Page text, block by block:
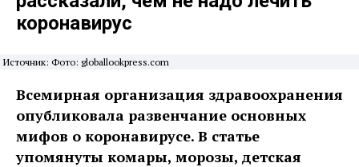
коронавирус
Источник: Фото: globallookpress.com
Всемирная организация здравоохранения
опубликовала развенчание основных
мифов о коронавирусе. В статье
упомянуты комары, морозы, детская